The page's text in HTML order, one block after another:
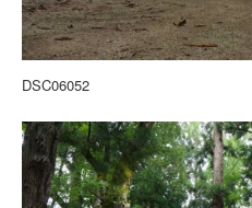
DSC06052